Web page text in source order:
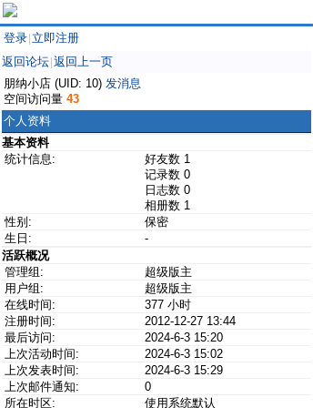
登录 立即注册
返回论坛 返回上一页
朋纳小店 (UID: 10) 发消息
空间访问量 43
个人资料
基本资料
统计信息:
好友数 1
记录数 0
日志数 0
相册数 1
性别:
保密
生日:
-
活跃概况
管理组:
超级版主
用户组:
超级版主
在线时间:
377 小时
注册时间:
2012-12-27 13:44
最后访问:
2024-6-3 15:20
上次活动时间:
2024-6-3 15:02
上次发表时间:
2024-6-3 15:29
上次邮件通知:
0
所在时区:
使用系统默认